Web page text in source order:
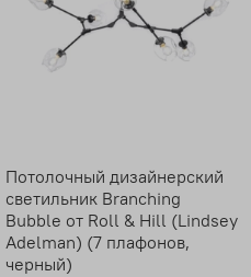
Потолочный дизайнерский
светильник Branching
Bubble от Roll & Hill (Lindsey
Adelman) (7 плафонов,
черный)